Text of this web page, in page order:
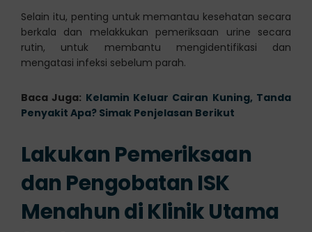
Selain itu, penting untuk memantau kesehatan secara
berkala dan melakkukan pemeriksaan urine secara
rutin, untuk membantu mengidentifikasi dan
mengatasi infeksi sebelum parah.
Baca Juga: Kelamin Keluar Cairan Kuning, Tanda
Penyakit Apa? Simak Penjelasan Berikut
Lakukan Pemeriksaan
dan Pengobatan ISK
Menahun di Klinik Utama